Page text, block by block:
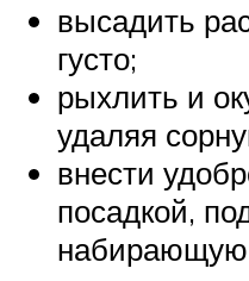
высадить
густо;
рыхлить и
удаляя
внести
посадкой,
набирающую